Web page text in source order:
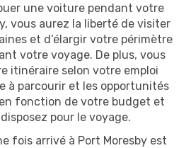
une voiture pendant votre
vous aurez la liberté de visiter
et d’élargir votre périmètre
votre voyage. De plus, vous
itinéraire selon votre emploi
à parcourir et les opportunités
fonction de votre budget et
pour le voyage.
fois arrivé à Port Moresby est